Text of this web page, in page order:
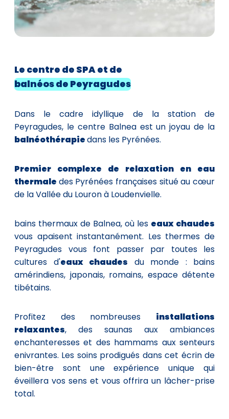
Le centre de SPA et de
balnéos de Peyragudes
Dans le cadre idyllique de la station de
Peyragudes, le centre Balnea est un joyau de la
balnéothérapiedans les Pyrénées.
Premier complexe de relaxation en eau
thermale des Pyrénées françaises situé au cœur
de la Vallée du Louron à Loudenvielle.
bains thermaux de Balnea, où les eaux chaudes
vous apaisent instantanément. Les thermes de
Peyragudes vous font passer par toutes les
cultures d'eaux chaudes du monde : bains
amérindiens, japonais, romains, espace détente
tibétains.
Profitez des nombreuses installations
relaxantes, des saunas aux ambiances
enchanteresses et des hammams aux senteurs
enivrantes. Les soins prodigués dans cet écrin de
bien-être sont une expérience unique qui
éveillera vos sens et vous offrira un lâcher-prise
total.